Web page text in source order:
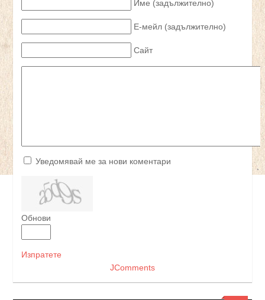
Име (задължително)
Е-мейл (задължително)
Сайт
Уведомявай ме за нови коментари
Обнови
Изпратете
JComments